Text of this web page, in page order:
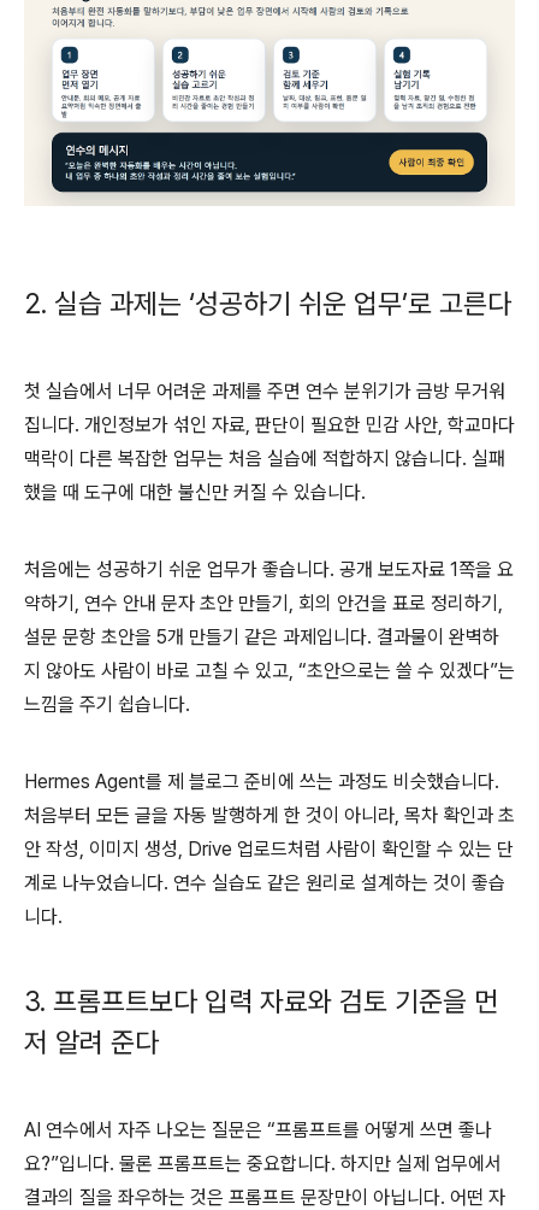
2. 실습 과제는 ‘성공하기 쉬운 업무’로 고른다
첫 실습에서 너무 어려운 과제를 주면 연수 분위기가 금방 무거워
집니다. 개인정보가 섞인 자료, 판단이 필요한 민감 사안, 학교마다
맥락이 다른 복잡한 업무는 처음 실습에 적합하지 않습니다. 실패
했을 때 도구에 대한 불신만 커질 수 있습니다.
처음에는 성공하기 쉬운 업무가 좋습니다. 공개 보도자료 1쪽을 요
약하기 , 연수 안내 문자 초안 만들기 , 회의 안건을 표로 정리하기 ,
설문 문항 초안을 5개 만들기 같은 과제입니다. 결과물이 완벽하
지 않아도 사람이 바로 고칠 수 있고, “초안으로는 쓸 수 있겠다”는
느낌을 주기 쉽습니다.
Hermes Agent를 제 블로그 준비에 쓰는 과정도 비슷했습니다.
처음부터 모든 글을 자동 발행하게 한 것이 아니라, 목차 확인과 초
안 작성, 이미지 생성, Drive 업로드처럼 사람이 확인할 수 있는 단
계로 나누었습니다. 연수 실습도 같은 원리로 설계하는 것이 좋습
니다.
3. 프롬프트보다 입력 자료와 검토 기준을 먼
저 알려 준다
AI 연수에서 자주 나오는 질문은 “프롬프트를 어떻게 쓰면 좋나
요?”입니다. 물론 프롬프트는 중요합니다. 하지만 실제 업무에서
결과의 질을 좌우하는 것은 프롬프트 문장만이 아닙니다. 어떤 자